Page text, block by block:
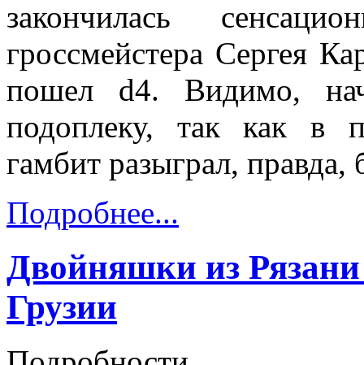
закончилась
гроссмейстера Сергея
пошел d4. Видимо,
подоплеку, так как в
гамбит разыграл,
Подробнее...
Двойняшки из Рязани
Грузии